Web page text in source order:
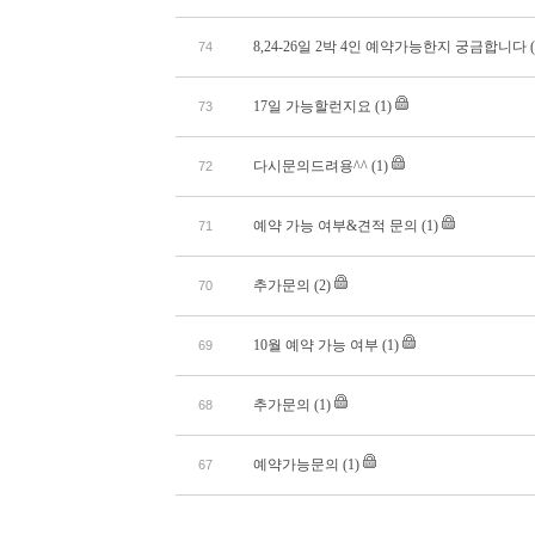
74 8,24-26일 2박 4인 예약가능한지 궁금합니다
73 17일 가능할런지요 (1)
72 다시문의드려용^^ (1)
71 예약 가능 여부&견적 문의 (1)
70 추가문의 (2)
69 10월 예약 가능 여부 (1)
68 추가문의 (1)
67 예약가능문의 (1)